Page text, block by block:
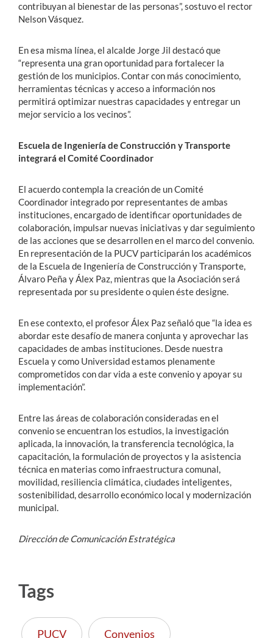
contribuyan al bienestar de las personas”, sostuvo el rector
Nelson Vásquez.
En esa misma línea, el alcalde Jorge Jil destacó que
“representa una gran oportunidad para fortalecer la
gestión de los municipios. Contar con más conocimiento,
herramientas técnicas y acceso a información nos
permitirá optimizar nuestras capacidades y entregar un
mejor servicio a los vecinos”.
Escuela de Ingeniería de Construcción y Transporte
integrará el Comité Coordinador
El acuerdo contempla la creación de un Comité
Coordinador integrado por representantes de ambas
instituciones, encargado de identificar oportunidades de
colaboración, impulsar nuevas iniciativas y dar seguimiento
de las acciones que se desarrollen en el marco del convenio.
En representación de la PUCV participarán los académicos
de la Escuela de Ingeniería de Construcción y Transporte,
Álvaro Peña y Álex Paz, mientras que la Asociación será
representada por su presidente o quien éste designe.
En ese contexto, el profesor Álex Paz señaló que “la idea es
abordar este desafío de manera conjunta y aprovechar las
capacidades de ambas instituciones. Desde nuestra
Escuela y como Universidad estamos plenamente
comprometidos con dar vida a este convenio y apoyar su
implementación”.
Entre las áreas de colaboración consideradas en el
convenio se encuentran los estudios, la investigación
aplicada, la innovación, la transferencia tecnológica, la
capacitación, la formulación de proyectos y la asistencia
técnica en materias como infraestructura comunal,
movilidad, resiliencia climática, ciudades inteligentes,
sostenibilidad, desarrollo económico local y modernización
municipal.
Dirección de Comunicación Estratégica
Tags
PUCV Convenios